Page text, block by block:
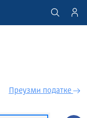
Преузми податкe